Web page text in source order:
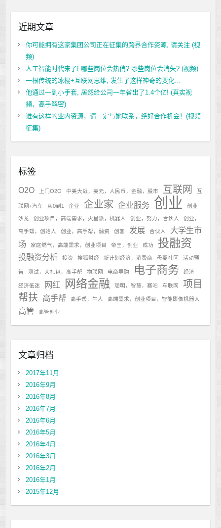
近期文章
你可能拥有这家集团公司正在征集的跨界合作资源, 请关注 (视
频)
人工智能时代来了! 哪些岗位会热俏? 哪些岗位会消失? (视频)
一根传统的冰棍+互联网思维, 发生了这样神奇的变化…
他通过一副小手套, 居然给公司一年省出了1.4个亿! (真实视
频，高手解密)
谁有这样的业内资源，请一定与她联系，绝好合作机会！(视频
征集)
标签
O2O 上门O2O 中美大战，美元，人民币，金融，股市 互联网 互
联网+汽车 从0到1 企业 企业家 企业服务 创业 创业
沙龙 创业项目，高端需求，火星派，机器人 创业，努力，合伙人 创业，
高手帮，创始人 创业，高手帮，融资 创客 发展 合伙人
大学生市
场
家庭燃气，高端需求，创业项目 帝王，创业 成功 投融资
投融资分析 投资 搜狐财经 新计划经济，消费商 母婴社区 活动预
告 测试，大礼包，高手帮 物联网 电商导购 电子商务 经济
经济低迷 网红 网络金融 聪明，智慧，赛吧 车联网
项目
帮扶
高手帮 高手帮，牛人 高端需求，创业项目，智能影像机器人
高管 高管创业
文章归档
2017年11月
2016年9月
2016年8月
2016年7月
2016年6月
2016年5月
2016年4月
2016年3月
2016年2月
2016年1月
2015年12月